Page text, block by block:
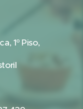
1º Piso,